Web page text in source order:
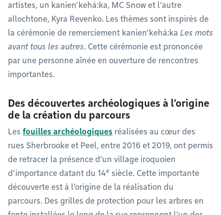
artistes, un kanien’kehá:ka, MC Snow et l’autre
allochtone, Kyra Revenko. Les thèmes sont inspirés de
la cérémonie de remerciement kanien’kehá:ka Les mots
avant tous les autres. Cette cérémonie est prononcée
par une personne aînée en ouverture de rencontres
importantes.
Des découvertes archéologiques à l’origine
de la création du parcours
Les fouilles archéologiques réalisées au cœur des
rues Sherbrooke et Peel, entre 2016 et 2019, ont permis
de retracer la présence d’un village iroquoien
d’importance datant du 14e siècle. Cette importante
découverte est à l’origine de la réalisation du
parcours. Des grilles de protection pour les arbres en